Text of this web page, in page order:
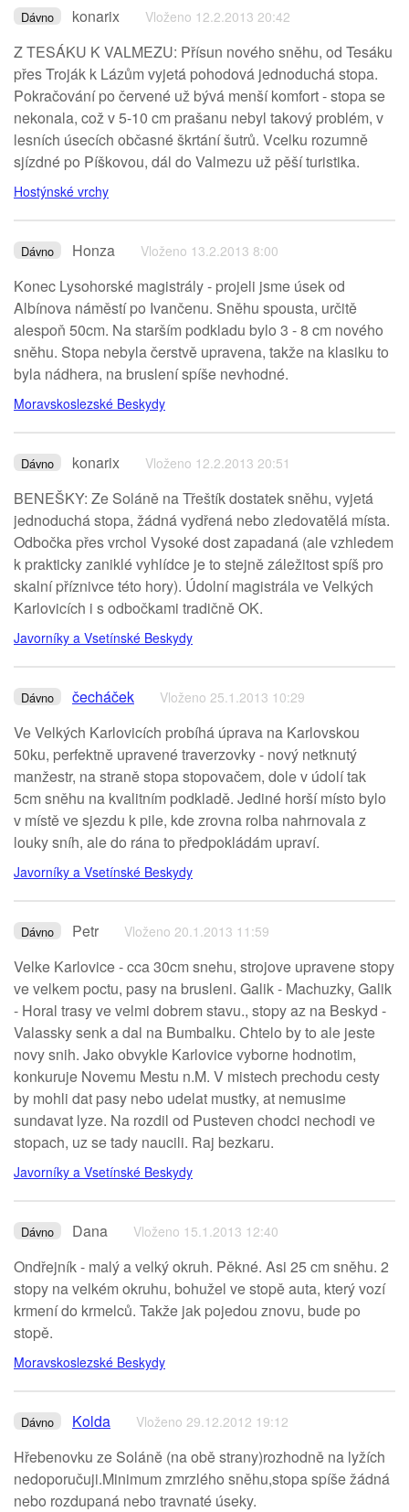
Dávno konarix Vloženo 12.2.2013 20:42
Z TESÁKU K VALMEZU: Přísun nového sněhu, od Tesáku
přes Troják k Lázům vyjetá pohodová jednoduchá stopa.
Pokračování po červené už bývá menší komfort - stopa se
nekonala, což v 5-10 cm prašanu nebyl takový problém, v
lesních úsecích občasné škrtání šutrů. Vcelku rozumně
sjízdné po Píškovou, dál do Valmezu už pěší turistika.
Hostýnské vrchy
Dávno Honza Vloženo 13.2.2013 8:00
Konec Lysohorské magistrály - projeli jsme úsek od
Albínova náměstí po Ivančenu. Sněhu spousta, určitě
alespoň 50cm. Na starším podkladu bylo 3 - 8 cm nového
sněhu. Stopa nebyla čerstvě upravena, takže na klasiku to
byla nádhera, na bruslení spíše nevhodné.
Moravskoslezské Beskydy
Dávno konarix Vloženo 12.2.2013 20:51
BENEŠKY: Ze Soláně na Třeštík dostatek sněhu, vyjetá
jednoduchá stopa, žádná vydřená nebo zledovatělá místa.
Odbočka přes vrchol Vysoké dost zapadaná (ale vzhledem
k prakticky zaniklé vyhlídce je to stejně záležitost spíš pro
skalní příznivce této hory). Údolní magistrála ve Velkých
Karlovicích i s odbočkami tradičně OK.
Javorníky a Vsetínské Beskydy
Dávno čecháček Vloženo 25.1.2013 10:29
Ve Velkých Karlovicích probíhá úprava na Karlovskou
50ku, perfektně upravené traverzovky - nový netknutý
manžestr, na straně stopa stopovačem, dole v údolí tak
5cm sněhu na kvalitním podkladě. Jediné horší místo bylo
v místě ve sjezdu k pile, kde zrovna rolba nahrnovala z
louky sníh, ale do rána to předpokládám upraví.
Javorníky a Vsetínské Beskydy
Dávno Petr Vloženo 20.1.2013 11:59
Velke Karlovice - cca 30cm snehu, strojove upravene stopy
ve velkem poctu, pasy na brusleni. Galik - Machuzky, Galik
- Horal trasy ve velmi dobrem stavu., stopy az na Beskyd -
Valassky senk a dal na Bumbalku. Chtelo by to ale jeste
novy snih. Jako obvykle Karlovice vyborne hodnotim,
konkuruje Novemu Mestu n.M. V mistech prechodu cesty
by mohli dat pasy nebo udelat mustky, at nemusime
sundavat lyze. Na rozdil od Pusteven chodci nechodi ve
stopach, uz se tady naucili. Raj bezkaru.
Javorníky a Vsetínské Beskydy
Dávno Dana Vloženo 15.1.2013 12:40
Ondřejník - malý a velký okruh. Pěkné. Asi 25 cm sněhu. 2
stopy na velkém okruhu, bohužel ve stopě auta, který vozí
krmení do krmelců. Takže jak pojedou znovu, bude po
stopě.
Moravskoslezské Beskydy
Dávno Kolda Vloženo 29.12.2012 19:12
Hřebenovku ze Soláně (na obě strany)rozhodně na lyžích
nedoporučuji.Minimum zmrzlého sněhu,stopa spíše žádná
nebo rozdupaná nebo travnaté úseky.